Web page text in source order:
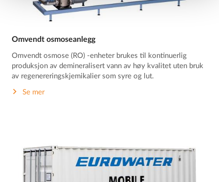
Omvendt osmoseanlegg
Omvendt osmose (RO) -enheter brukes til kontinuerlig
produksjon av demineralisert vann av høy kvalitet uten bruk
av regenereringskjemikalier som syre og lut.
Se mer